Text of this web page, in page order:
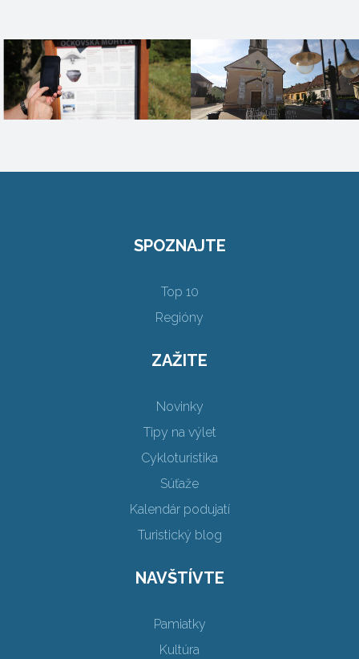
SPOZNAJTE
Top 10
Regióny
ZAŽITE
Novinky
Tipy na výlet
Cykloturistika
Súťaže
Kalendár podujatí
Turistický blog
NAVŠTÍVTE
Pamiatky
Kultúra